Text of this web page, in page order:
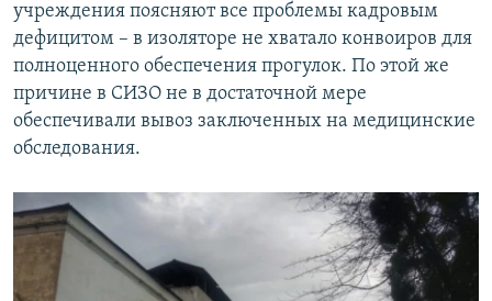
учреждения поясняют все проблемы кадровым
дефицитом – в изоляторе не хватало конвоиров для
полноценного обеспечения прогулок. По этой же
причине в СИЗО не в достаточной мере
обеспечивали вывоз заключенных на медицинские
обследования.